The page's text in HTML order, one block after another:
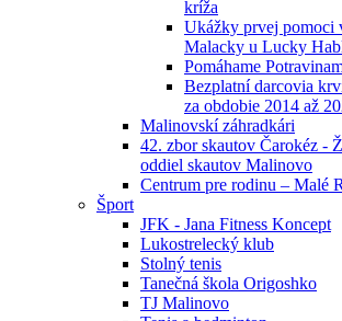
kríža
Ukážky prvej pomoci
Malacky u Lucky
Pomáhame
Bezplatní darcovia
za obdobie 2014 až
Malinovskí záhradkári
42. zbor skautov Čarokéz -
oddiel skautov Malinovo
Centrum pre rodinu – Malé
Šport
JFK - Jana Fitness Koncept
Lukostrelecký klub
Stolný tenis
Tanečná škola Origoshko
TJ Malinovo